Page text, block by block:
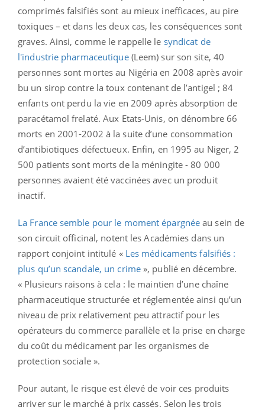
comprimés falsifiés sont au mieux inefficaces, au pire
toxiques – et dans les deux cas, les conséquences sont
graves. Ainsi, comme le rappelle le syndicat de
l'industrie pharmaceutique(Leem) sur son site, 40
personnes sont mortes au Nigéria en 2008 après avoir
bu un sirop contre la toux contenant de l’antigel ; 84
enfants ont perdu la vie en 2009 après absorption de
paracétamol frelaté. Aux Etats-Unis, on dénombre 66
morts en 2001-2002 à la suite d’une consommation
d’antibiotiques défectueux. Enfin, en 1995 au Niger, 2
500 patients sont morts de la méningite - 80 000
personnes avaient été vaccinées avec un produit
inactif.
La France semble pour le moment épargnée au sein de
son circuit officinal, notent les Académies dans un
rapport conjoint intitulé « Les médicaments falsifiés :
plus qu’un scandale, un crime», publié en décembre.
« Plusieurs raisons à cela : le maintien d’une chaîne
pharmaceutique structurée et réglementée ainsi qu’un
niveau de prix relativement peu attractif pour les
opérateurs du commerce parallèle et la prise en charge
du coût du médicament par les organismes de
protection sociale ».
Pour autant, le risque est élevé de voir ces produits
arriver sur le marché à prix cassés. Selon les trois